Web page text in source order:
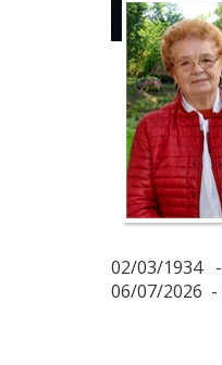
02/03/1934 -
06/07/2026 -